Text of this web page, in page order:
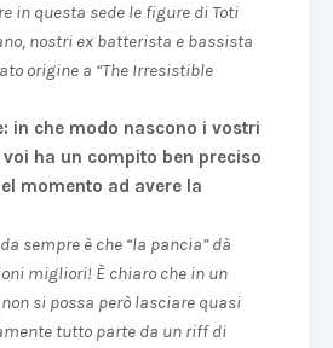
in questa sede le figure di Toti
nostri ex batterista e bassista
origine a “The Irresistible
in che modo nascono i vostri
ha un compito ben preciso
momento ad avere la
sempre è che “la pancia” dà
migliori! È chiaro che in un
si possa però lasciare quasi
tutto parte da un riff di